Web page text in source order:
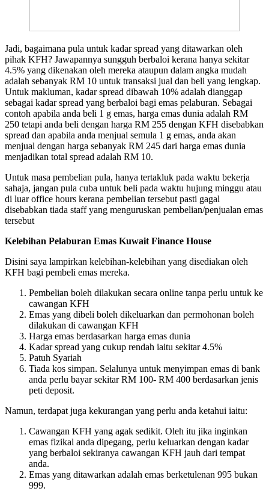
Jadi, bagaimana pula untuk kadar spread yang ditawarkan oleh
pihak KFH? Jawapannya sungguh berbaloi kerana hanya sekitar
4.5% yang dikenakan oleh mereka ataupun dalam angka mudah
adalah sebanyak RM 10 untuk transaksi jual dan beli yang lengkap.
Untuk makluman, kadar spread dibawah 10% adalah dianggap
sebagai kadar spread yang berbaloi bagi emas pelaburan. Sebagai
contoh apabila anda beli 1 g emas, harga emas dunia adalah RM
250 tetapi anda beli dengan harga RM 255 dengan KFH disebabkan
spread dan apabila anda menjual semula 1 g emas, anda akan
menjual dengan harga sebanyak RM 245 dari harga emas dunia
menjadikan total spread adalah RM 10.
Untuk masa pembelian pula, hanya tertakluk pada waktu bekerja
sahaja, jangan pula cuba untuk beli pada waktu hujung minggu atau
di luar office hours kerana pembelian tersebut pasti gagal
disebabkan tiada staff yang menguruskan pembelian/penjualan emas
tersebut
Kelebihan Pelaburan Emas Kuwait Finance House
Disini saya lampirkan kelebihan-kelebihan yang disediakan oleh
KFH bagi pembeli emas mereka.
Pembelian boleh dilakukan secara online tanpa perlu untuk ke
cawangan KFH
Emas yang dibeli boleh dikeluarkan dan permohonan boleh
dilakukan di cawangan KFH
Harga emas berdasarkan harga emas dunia
Kadar spread yang cukup rendah iaitu sekitar 4.5%
Patuh Syariah
Tiada kos simpan. Selalunya untuk menyimpan emas di bank
anda perlu bayar sekitar RM 100- RM 400 berdasarkan jenis
peti deposit.
Namun, terdapat juga kekurangan yang perlu anda ketahui iaitu:
Cawangan KFH yang agak sedikit. Oleh itu jika inginkan
emas fizikal anda dipegang, perlu keluarkan dengan kadar
yang berbaloi sekiranya cawangan KFH jauh dari tempat
anda.
Emas yang ditawarkan adalah emas berketulenan 995 bukan
999.